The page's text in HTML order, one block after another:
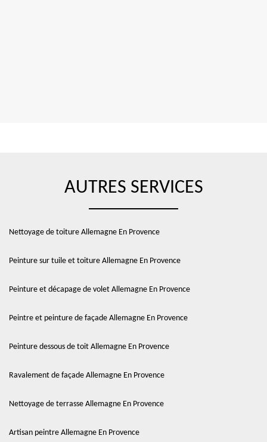
AUTRES SERVICES
Nettoyage de toiture Allemagne En Provence
Peinture sur tuile et toiture Allemagne En Provence
Peinture et décapage de volet Allemagne En Provence
Peintre et peinture de façade Allemagne En Provence
Peinture dessous de toit Allemagne En Provence
Ravalement de façade Allemagne En Provence
Nettoyage de terrasse Allemagne En Provence
Artisan peintre Allemagne En Provence